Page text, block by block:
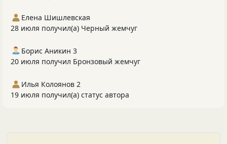
Елена Шишлевская
28 июля получил(а) Черный жемчуг
Борис Аникин 3
20 июля получил Бронзовый жемчуг
Илья Колоянов 2
19 июля получил(а) статус автора